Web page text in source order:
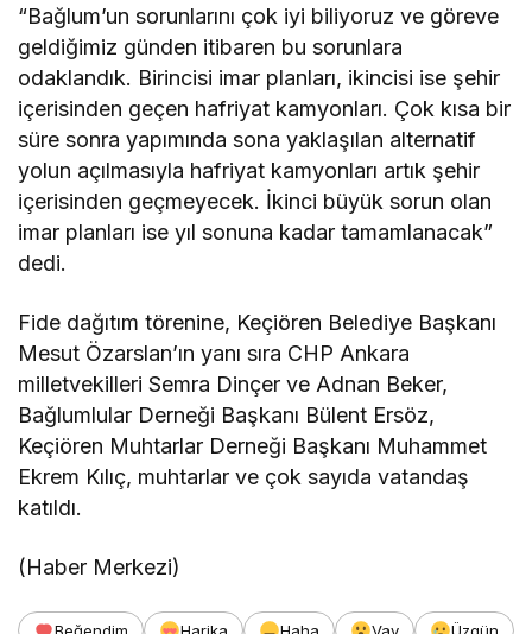
“Bağlum’un sorunlarını çok iyi biliyoruz ve göreve
geldiğimiz günden itibaren bu sorunlara
odaklandık. Birincisi imar planları, ikincisi ise şehir
içerisinden geçen hafriyat kamyonları. Çok kısa bir
süre sonra yapımında sona yaklaşılan alternatif
yolun açılmasıyla hafriyat kamyonları artık şehir
içerisinden geçmeyecek. İkinci büyük sorun olan
imar planları ise yıl sonuna kadar tamamlanacak”
dedi.
Fide dağıtım törenine, Keçiören Belediye Başkanı
Mesut Özarslan’ın yanı sıra CHP Ankara
milletvekilleri Semra Dinçer ve Adnan Beker,
Bağlumlular Derneği Başkanı Bülent Ersöz,
Keçiören Muhtarlar Derneği Başkanı Muhammet
Ekrem Kılıç, muhtarlar ve çok sayıda vatandaş
katıldı.
(Haber Merkezi)